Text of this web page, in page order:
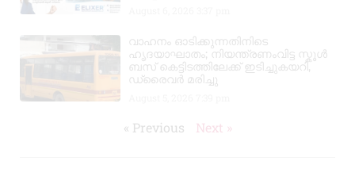
വാഹനം ഓടിക്കുന്നതിനിടെ
ഹൃദയാഘാതം; നിയന്ത്രണംവിട്ട സ്കൂൾ
ബസ് കെട്ടിടത്തിലേക്ക് ഇടിച്ചുകയറി,
ഡ്രൈവർ മരിച്ചു
« Previous Next »